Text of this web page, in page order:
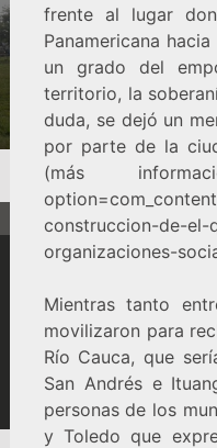
frente al lugar
Panamericana
un grado del
territorio, la
duda, se dejó un
por parte de la
(más
construccion-de-
organizaciones-
Mientras tanto
movilizaron para
Río Cauca, que
San Andrés e
personas de los
y Toledo que